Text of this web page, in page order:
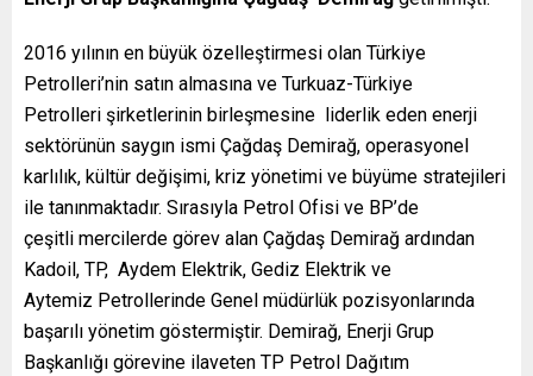
2016 yılının en büyük özelleştirmesi olan Türkiye
Petrolleri’nin satın almasına ve Turkuaz-Türkiye
Petrolleri şirketlerinin birleşmesine liderlik eden enerji
sektörünün saygın ismi Çağdaş Demirağ, operasyonel
karlılık, kültür değişimi, kriz yönetimi ve büyüme stratejileri
ile tanınmaktadır. Sırasıyla Petrol Ofisi ve BP’de
çeşitli mercilerde görev alan Çağdaş Demirağ ardından
Kadoil, TP, Aydem Elektrik, Gediz Elektrik ve
Aytemiz Petrollerinde Genel müdürlük pozisyonlarında
başarılı yönetim göstermiştir. Demirağ, Enerji Grup
Başkanlığı görevine ilaveten TP Petrol Dağıtım